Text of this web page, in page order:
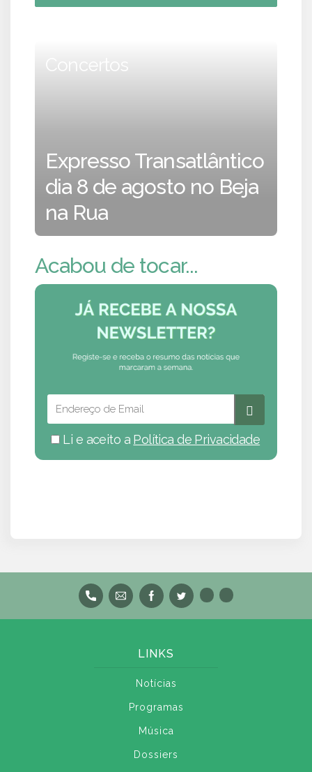
Concertos
Expresso Transatlântico
dia 8 de agosto no Beja
na Rua
Acabou de tocar...
Li e aceito a Política de Privacidade
LINKS
Notícias
Programas
Música
Dossiers